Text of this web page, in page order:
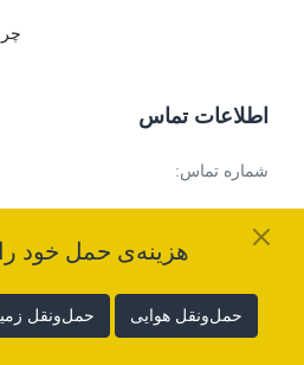
هزینه‌ی حمل خود را
حمل‌ونقل هوایی حمل‌ونقل
اطلاعات تماس
شماره تماس:
شماره ثبت: